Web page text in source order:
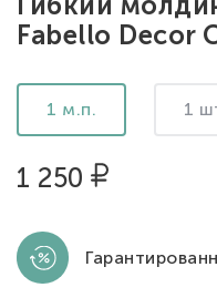
Fabello Decor
1 м.п. 1
1 250